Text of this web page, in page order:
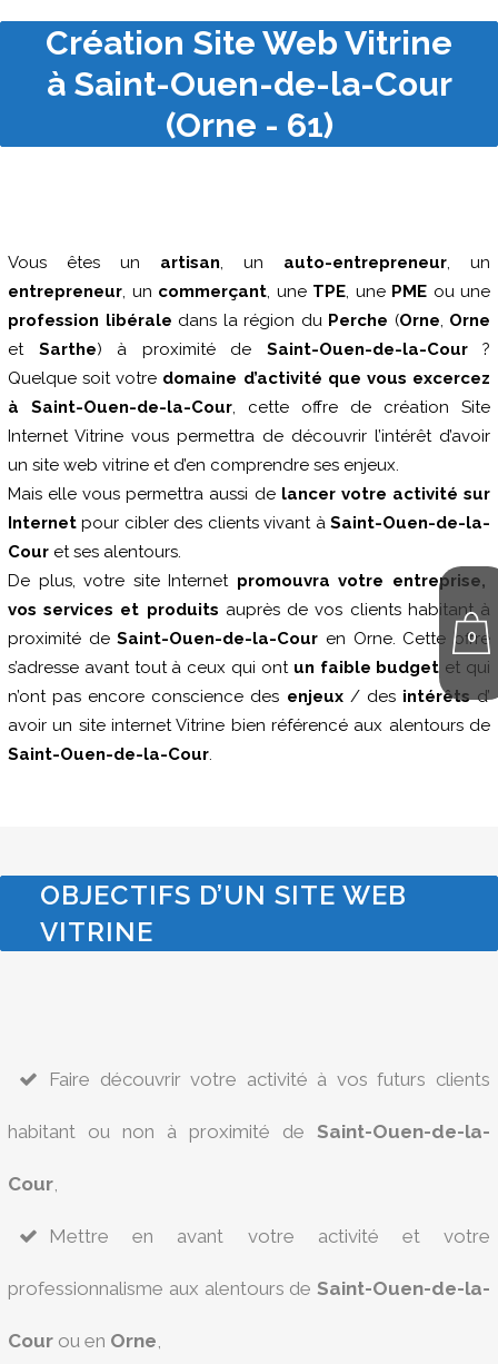
0
Création Site Web Vitrine
à Saint-Ouen-de-la-Cour
(Orne - 61)
Vous êtes un artisan, un auto-entrepreneur, un
entrepreneur, un commerçant, une TPE, une PME ou une
profession libérale dans la région du Perche (Orne, Orne
et Sarthe) à proximité de Saint-Ouen-de-la-Cour?
Quelque soit votre domaine d’activité que vous excercez
à Saint-Ouen-de-la-Cour, cette offre de création Site
Internet Vitrine vous permettra de découvrir l’intérêt d’avoir
un site web vitrine et d’en comprendre ses enjeux.
Mais elle vous permettra aussi de lancer votre activité sur
Internet pour cibler des clients vivant à Saint-Ouen-de-la-
Cour et ses alentours.
De plus, votre site Internet promouvra votre entreprise,
vos services et produits auprès de vos clients habitant à
proximité deSaint-Ouen-de-la-Cour en Orne. Cette offre
s’adresse avant tout à ceux qui ont un faible budget et qui
n’ont pas encore conscience des enjeux/ des intérêtsd’
avoir un site internet Vitrine bien référencé aux alentours de
Saint-Ouen-de-la-Cour.
OBJECTIFS D’UN SITE WEB
VITRINE
Faire découvrir votre activité à vos futurs clients
habitant ou non à proximité de Saint-Ouen-de-la-
Cour,
Mettre en avant votre activité et votre
professionnalisme aux alentours de Saint-Ouen-de-la-
Cour ou en Orne,